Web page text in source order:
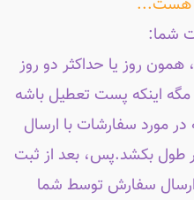
شما:
روز یا حداکثر دو روز
اینکه پست تعطیل باشه
مورد سفارشات با ارسال
طول بکشد.پس، بعد از ثبت
ارسال سفارش توسط شما